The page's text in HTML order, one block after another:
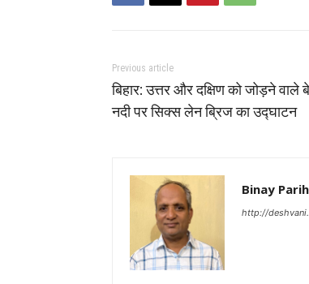
Previous article
बिहार: उत्तर और दक्षिण को जोड़ने वाले
नदी पर सिक्स लेन ब्रिज का उद्घाटन
Binay
http://